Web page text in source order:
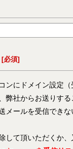
[必須]
ンにドメイン設定（
弊社からお送りす
メールを受信できな
して頂いただくか、